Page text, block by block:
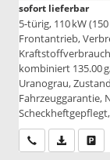
sofort lieferbar
5-türig, 110 kW
Frontantrieb,
Kraftstoffverbrauch
kombiniert 135.00
Uranograu,
Fahrzeuggarantie,
Wir rufen Sie an
PDF-